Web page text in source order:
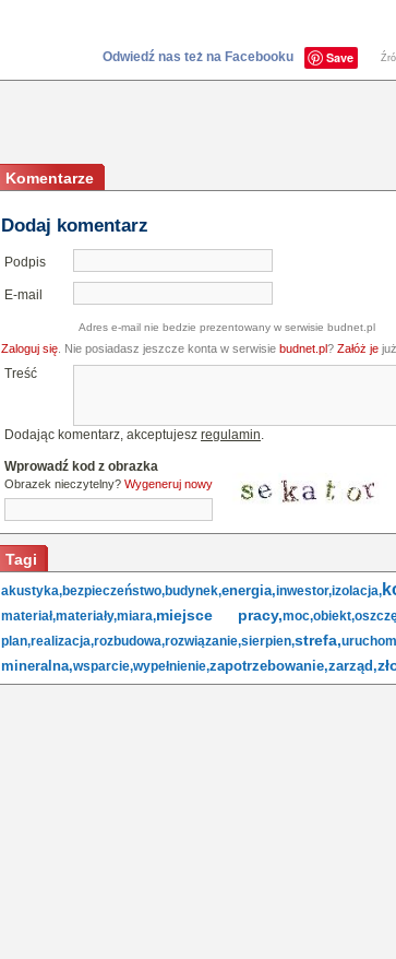
Odwiedź nas też na Facebooku Save
Komentarze
Dodaj komentarz
Podpis
E-mail
Adres e-mail nie bedzie prezentowany w serwisie budnet.pl
Zaloguj się . Nie posiadasz jeszcze konta w serwisie budnet.pl? Załóż je
Treść
Dodając komentarz, akceptujesz regulamin.
Wprowadź kod z obrazka
Obrazek nieczytelny? Wygeneruj nowy
Tagi
akustyka,bezpieczeństwo,budynek,energia,inwestor,izolacja,
materiał,materiały,miara,miejsce pracy,moc,obiekt,
plan,realizacja,rozbudowa,rozwiązanie,sierpien,strefa,
mineralna,wsparcie,wypełnienie,zapotrzebowanie,zarząd,